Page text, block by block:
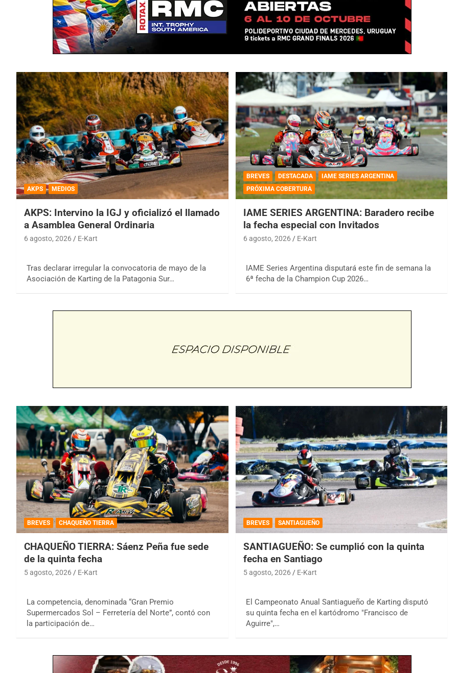
AKPS MEDIOS
AKPS: Intervino la IGJ y oficializó el llamado
a Asamblea General Ordinaria
6 agosto, 2026 E-Kart
Tras declarar irregular la convocatoria de mayo de la
Asociación de Karting de la Patagonia Sur…
BREVES DESTACADA
IAME SERIES ARGENTINA
PRÓXIMA COBERTURA
IAME SERIES ARGENTINA: Baradero recibe
la fecha especial con Invitados
6 agosto, 2026 E-Kart
IAME Series Argentina disputará este fin de semana la
6ª fecha de la Champion Cup 2026…
BREVES CHAQUEÑO TIERRA
CHAQUEÑO TIERRA: Sáenz Peña fue sede
de la quinta fecha
5 agosto, 2026 E-Kart
La competencia, denominada “Gran Premio
Supermercados Sol – Ferretería del Norte”, contó con
la participación de…
BREVES SANTIAGUEÑO
SANTIAGUEÑO: Se cumplió con la quinta
fecha en Santiago
5 agosto, 2026 E-Kart
El Campeonato Anual Santiagueño de Karting disputó
su quinta fecha en el kartódromo "Francisco de
Aguirre",…